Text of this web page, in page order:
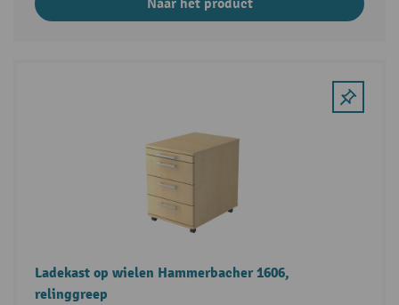
Ladekast op wielen Hammerbacher 1606,
relinggreep